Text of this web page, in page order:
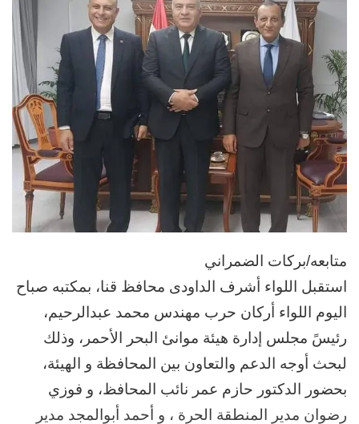
متابعه/بركات الضمراني
استقبل اللواء أشرف الداودى محافظ قنا، بمكتبه صباح
اليوم اللواء أركان حرب مهندس محمد عبدالرحيم،
رئيسً مجلس إدارة هيئة موانئ البحر الأحمر، وذلك
لبحث أوجه الدعم والتعاون بين المحافظة و الهيئة،
بحضور الدكتور حازم عمر نائب المحافظ، و فوزي
رضوان مدير المنطقة الحرة ، و أحمد أبوالمجد مدير